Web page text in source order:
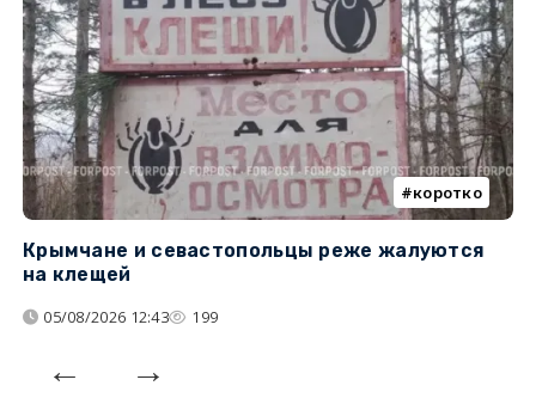
коротко
Крымчане и севастопольцы реже жалуются
на клещей
05/08/2026 12:43 199